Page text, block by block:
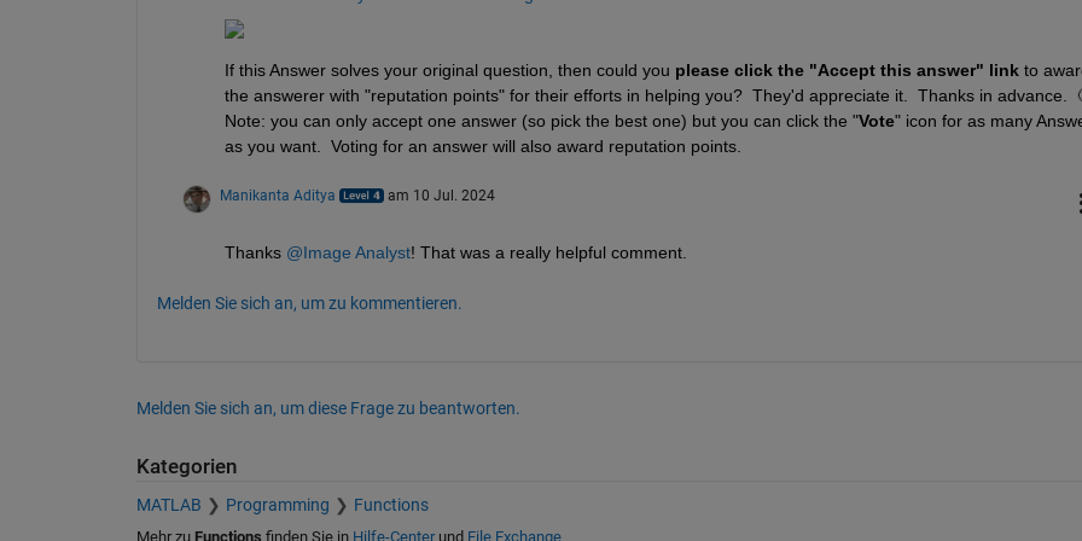
If this Answer solves your original question, then could you please click the "Accept this answer" link to
the answerer with "reputation points" for their efforts in helping you?  They'd appreciate it.  Thanks in advance.
Note: you can only accept one answer (so pick the best one) but you can click the "Vote" icon for as many
as you want.  Voting for an answer will also award reputation points.
Manikanta Aditya am 10 Jul. 2024
Thanks @Image Analyst! That was a really helpful comment.
Melden Sie sich an, um zu kommentieren.
Melden Sie sich an, um diese Frage zu beantworten.
Kategorien
MATLAB Programming Functions
Mehr zu Functions finden Sie in Hilfe-Centerund File Exchange